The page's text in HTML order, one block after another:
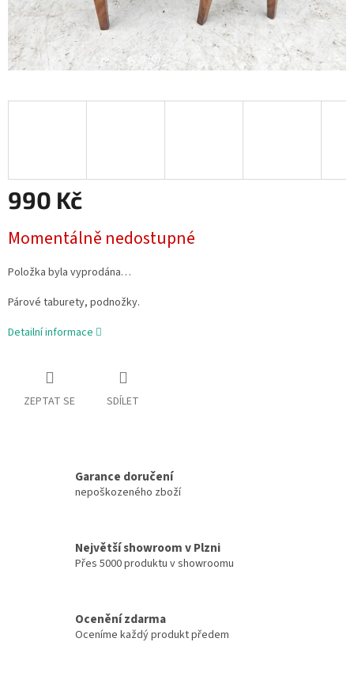
990 Kč
cena:
Momentálně nedostupné
Položka byla vyprodána…
Párové taburety, podnožky.
Detailní informace
ZEPTAT SE SDÍLET
Garance doručení
nepoškozeného zboží
Největší showroom v Plzni
Přes 5000 produktu v showroomu
Ocenění zdarma
Oceníme každý produkt předem